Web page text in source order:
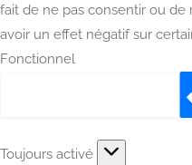
fait de ne pas consentir ou
avoir un effet négatif sur
Fonctionnel
Fonctionnel
Toujours activé